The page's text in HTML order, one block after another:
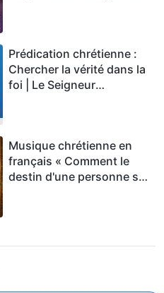
Prédication chrétienne :
Chercher la vérité dans la
foi | Le Seigneur
Musique chrétienne en
français « Comment le
destin d'une personne se